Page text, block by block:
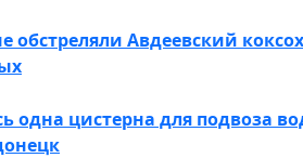
обстреляли Авдеевский
одна цистерна для подвоза